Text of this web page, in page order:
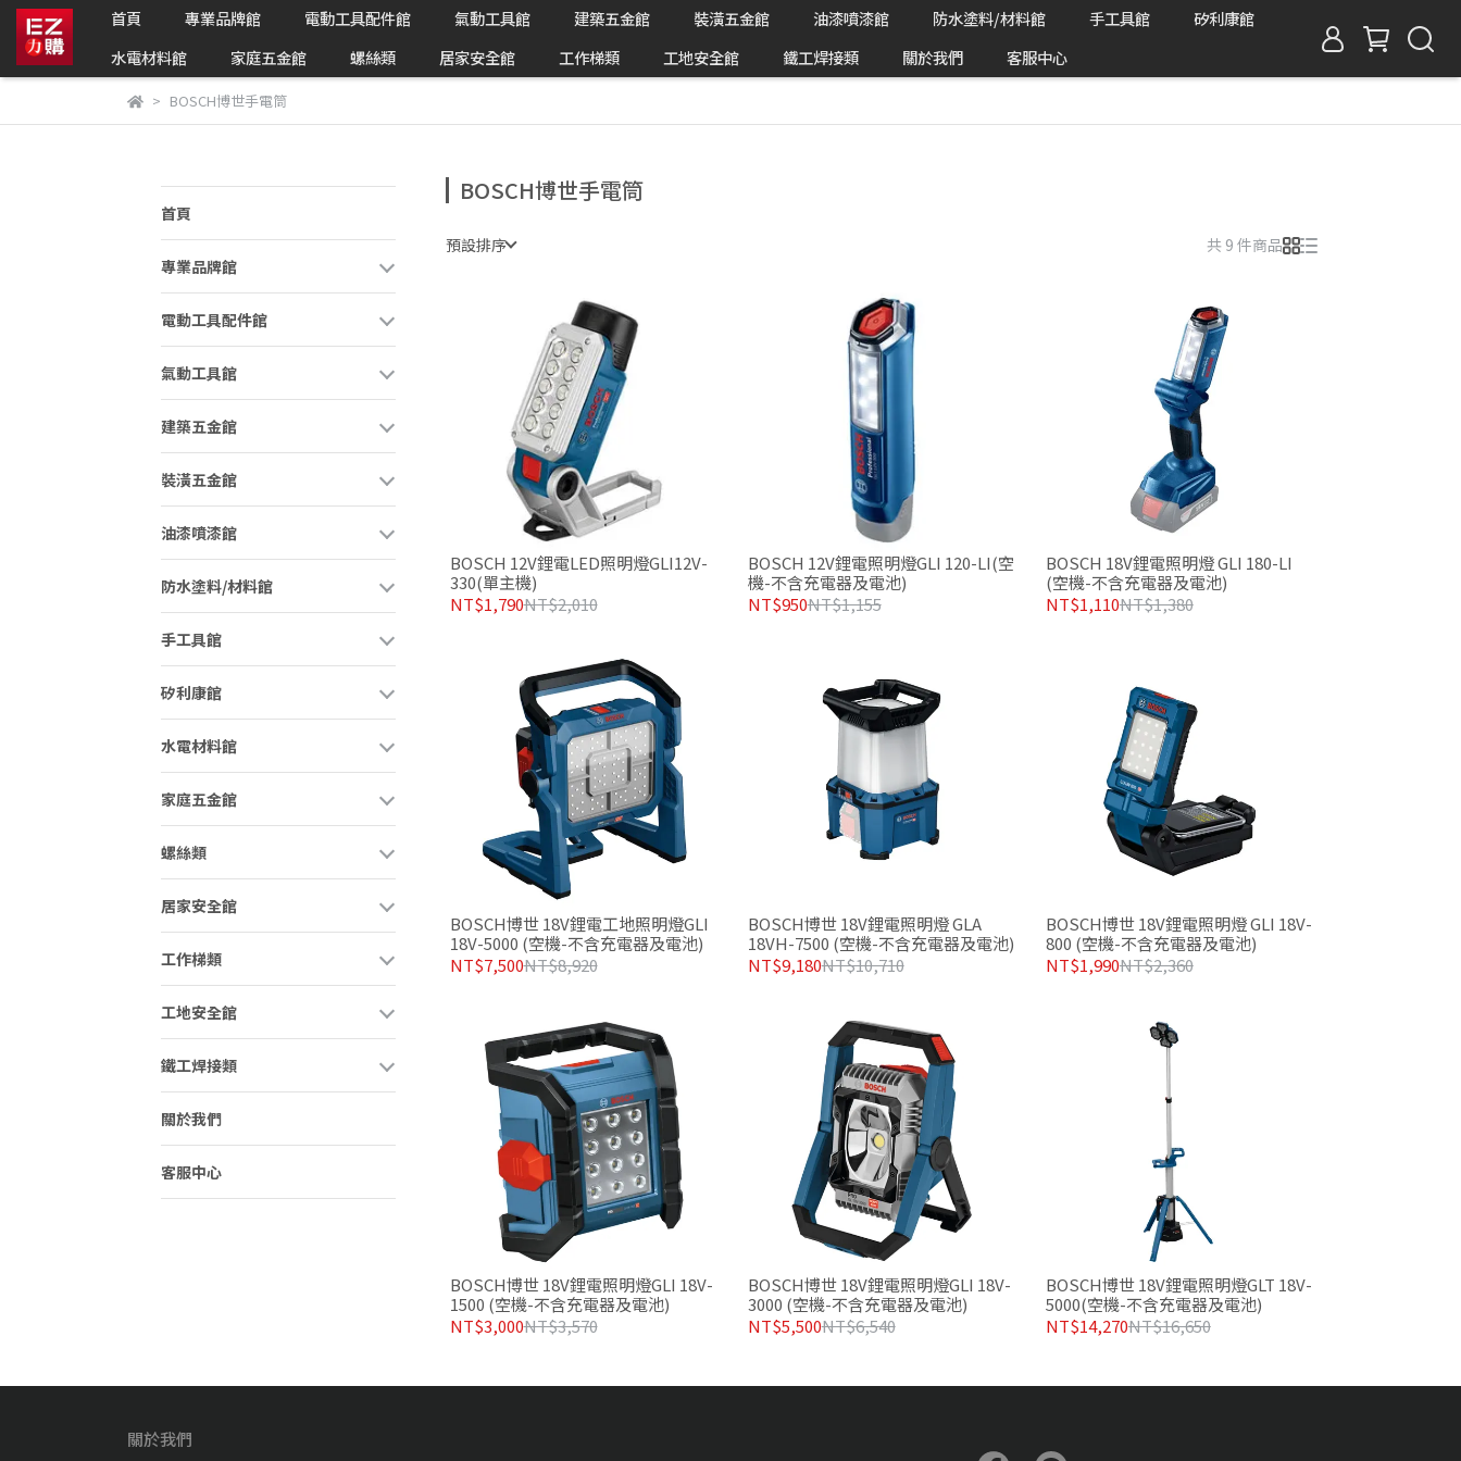
首頁 專業品牌館 電動工具配件館 氣動工具館 建築五金館 裝潢五金館 油漆噴漆館 防水塗料/材料館 手工具館
矽利康館
水電材料館
家庭五金館 螺絲類 居家安全館 工作梯類 工地安全館 鐵工焊接類 關於我們 客服中心
BOSCH博世手電筒
首頁
專業品牌館
電動工具配件館
氣動工具館
建築五金館
裝潢五金館
油漆噴漆館
防水塗料/材料館
手工具館
矽利康館
水電材料館
家庭五金館
螺絲類
居家安全館
工作梯類
工地安全館
鐵工焊接類
關於我們
客服中心
BOSCH博世手電筒
預設排序 共 9 件商品
BOSCH 12V鋰電LED照明燈GLI12V-
330(單主機)
NT$1,790NT$2,010
BOSCH 12V鋰電照明燈GLI 120-LI(空
機-不含充電器及電池)
NT$950NT$1,155
BOSCH 18V鋰電照明燈 GLI 180-LI
(空機-不含充電器及電池)
NT$1,110NT$1,380
BOSCH博世 18V鋰電工地照明燈GLI
18V-5000 (空機-不含充電器及電池)
NT$7,500NT$8,920
BOSCH博世 18V鋰電照明燈 GLA
18VH-7500​ (空機-不含充電器及電池)
NT$9,180NT$10,710
BOSCH博世 18V鋰電照明燈 GLI 18V-
800 (空機-不含充電器及電池)
NT$1,990NT$2,360
BOSCH博世 18V鋰電照明燈GLI 18V-
1500 (空機-不含充電器及電池)
NT$3,000NT$3,570
BOSCH博世 18V鋰電照明燈GLI 18V-
3000 (空機-不含充電器及電池)
NT$5,500NT$6,540
BOSCH博世 18V鋰電照明燈GLT 18V-
5000(空機-不含充電器及電池)
NT$14,270NT$16,650
關於我們